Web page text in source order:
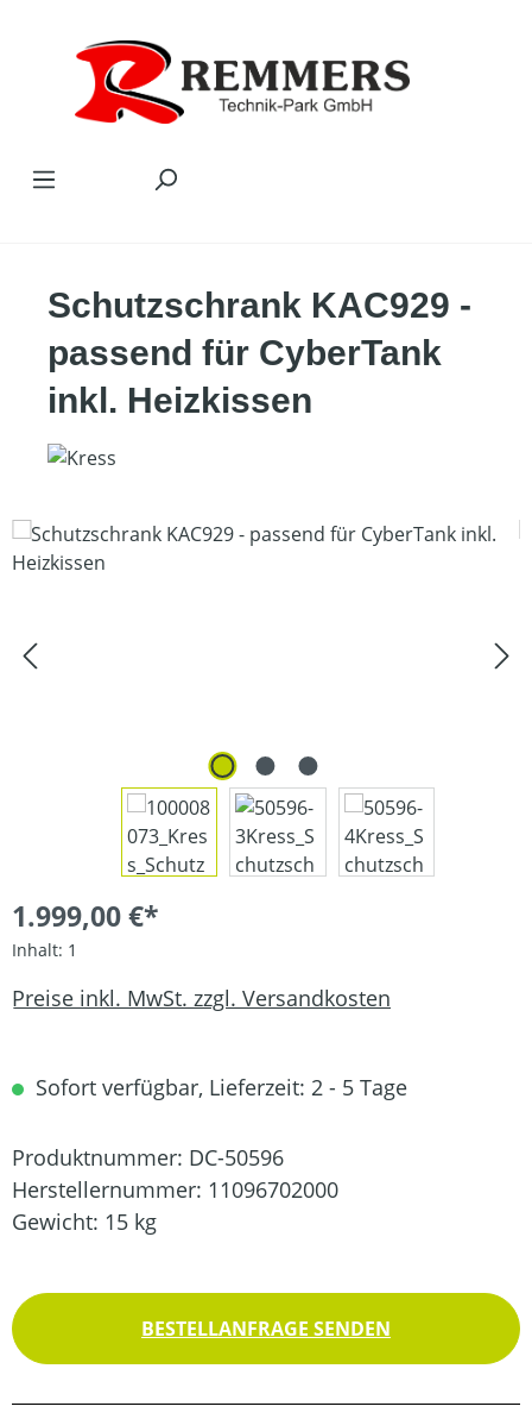
Schutzschrank KAC929 -
passend für CyberTank
inkl. Heizkissen
Bildergalerie überspringen
1.999,00 €*
Inhalt: 1
Preise inkl. MwSt. zzgl. Versandkosten
Sofort verfügbar, Lieferzeit: 2 - 5 Tage
Produktnummer: DC-50596
Herstellernummer: 11096702000
Gewicht: 15 kg
BESTELLANFRAGE SENDEN